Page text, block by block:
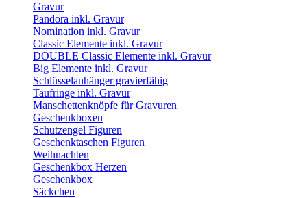
Gravur
Pandora inkl. Gravur
Nomination inkl. Gravur
Classic Elemente inkl. Gravur
DOUBLE Classic Elemente inkl. Gravur
Big Elemente inkl. Gravur
Schlüsselanhänger gravierfähig
Taufringe inkl. Gravur
Manschettenknöpfe für Gravuren
Geschenkboxen
Schutzengel Figuren
Geschenktaschen Figuren
Weihnachten
Geschenkbox Herzen
Geschenkbox
Säckchen